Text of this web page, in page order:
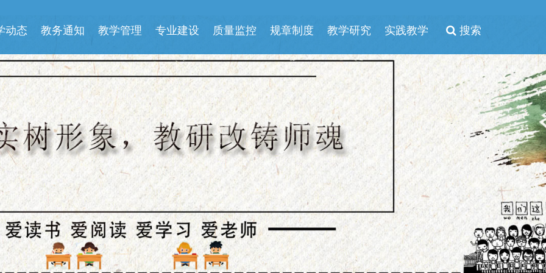
动态 教务通知 教学管理 专业建设 质量监控 规章制度 教学研究 实践教学 搜索